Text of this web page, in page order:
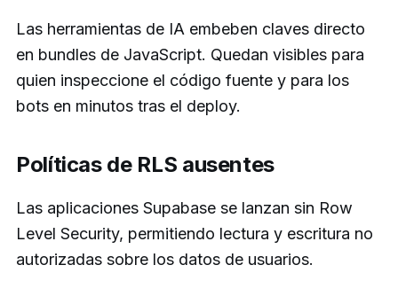
Las herramientas de IA embeben claves directo
en bundles de JavaScript. Quedan visibles para
quien inspeccione el código fuente y para los
bots en minutos tras el deploy.
Políticas de RLS ausentes
Las aplicaciones Supabase se lanzan sin Row
Level Security, permitiendo lectura y escritura no
autorizadas sobre los datos de usuarios.